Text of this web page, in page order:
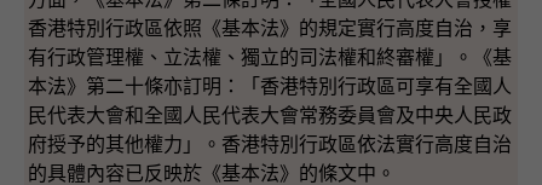
香港特別行政區依照《基本法》的規定實行高度自治，享
有行政管理權、立法權、獨立的司法權和終審權」。《基
本法》第二十條亦訂明：「香港特別行政區可享有全國人
民代表大會和全國人民代表大會常務委員會及中央人民政
府授予的其他權力」。香港特別行政區依法實行高度自治
的具體內容已反映於《基本法》的條文中。